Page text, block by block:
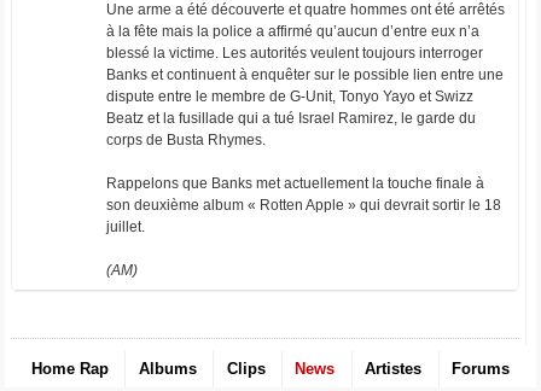
Une arme a été découverte et quatre hommes ont été arrêtés
à la fête mais la police a affirmé qu’aucun d’entre eux n’a
blessé la victime. Les autorités veulent toujours interroger
Banks et continuent à enquêter sur le possible lien entre une
dispute entre le membre de G-Unit, Tonyo Yayo et Swizz
Beatz et la fusillade qui a tué Israel Ramirez, le garde du
corps de Busta Rhymes.
Rappelons que Banks met actuellement la touche finale à
son deuxième album « Rotten Apple » qui devrait sortir le 18
juillet.
(AM)
Home Rap Albums Clips News Artistes Forums